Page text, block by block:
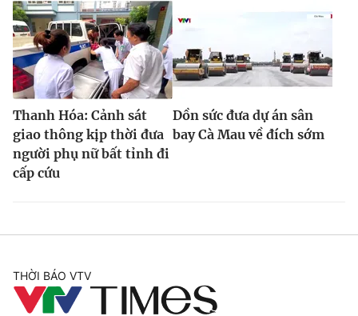
Thanh Hóa: Cảnh sát
giao thông kịp thời đưa
người phụ nữ bất tỉnh đi
cấp cứu
Dồn sức đưa dự án sân
bay Cà Mau về đích sớm
THỜI BÁO VTV